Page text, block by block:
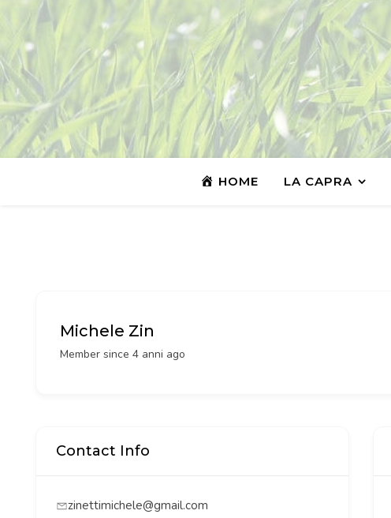
HOME LA CAPRA
Michele Zin
Member since 4 anni ago
Contact Info
zinettimichele@gmail.com